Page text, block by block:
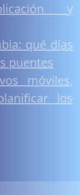
y
qué días
puentes
móviles,
los